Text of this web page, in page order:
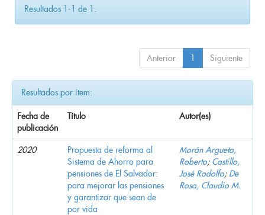
Resultados 1-1 de 1.
Anterior 1 Siguiente
Resultados por ítem:
Fecha de
publicación
Título Autor(es)
2020
Propuesta de reforma al
Sistema de Ahorro para
pensiones de El Salvador:
para mejorar las pensiones
y garantizar que sean de
por vida
Morán Argueta,
Roberto; Castillo,
José Rodolfo; De
Rosa, Claudio M.